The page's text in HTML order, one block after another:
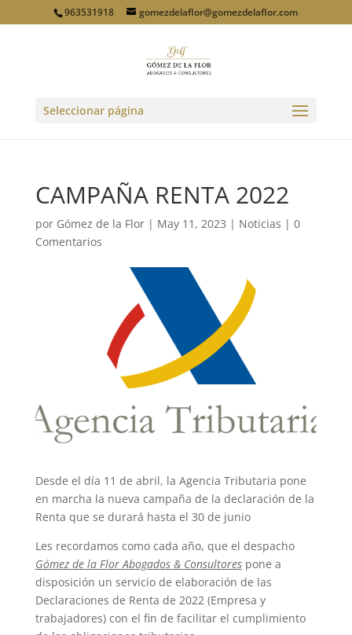
963531918 gomezdelaflor@gomezdelaflor.com
Seleccionar página
CAMPAÑA RENTA 2022
por Gómez de la Flor| May 11, 2023 | Noticias | 0
Comentarios
Desde el día 11 de abril, la Agencia Tributaria pone
en marcha la nueva campaña de la declaración de la
Renta que se durará hasta el 30 de junio
Les recordamos como cada año, que el despacho
Gómez de la Flor Abogados & Consultorespone a
disposición un servicio de elaboración de las
Declaraciones de Renta de 2022 (Empresa y
trabajadores) con el fin de facilitar el cumplimiento